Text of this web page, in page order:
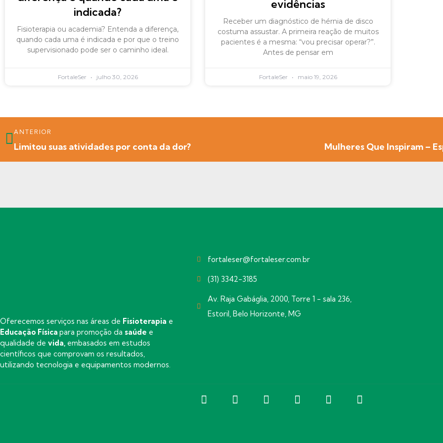
indicada?
Fisioterapia ou academia? Entenda a diferença,
quando cada uma é indicada e por que o treino
supervisionado pode ser o caminho ideal.
FortaleSer julho 30, 2026
evidências
Receber um diagnóstico de hérnia de disco
costuma assustar. A primeira reação de muitos
pacientes é a mesma: “vou precisar operar?”.
Antes de pensar em
FortaleSer maio 19, 2026
ANTERIOR
Limitou suas atividades por conta da dor? Mulheres Que Inspiram –
Oferecemos serviços nas áreas de Fisioterapia e
Educação Física para promoção da saúde e
qualidade de vida, embasados em estudos
científicos que comprovam os resultados,
utilizando tecnologia e equipamentos modernos.
fortaleser@fortaleser.com.br
(31) 3342-3185
Av. Raja Gabáglia, 2000, Torre 1 - sala 236,
Estoril, Belo Horizonte, MG